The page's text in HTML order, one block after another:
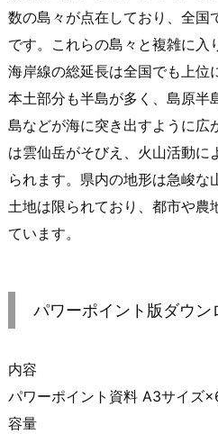
数の島々が点在しており、全国
です。これらの島々と複雑に入
海岸線の総延長は全国でも上位
本土部分も半島が多く、島原半
島などが海に突き出すように広
は雲仙岳がそびえ、火山活動に
られます。県内の地形は急峻な
土地は限られており、都市や農
ています。
パワーポイント版ダウン
内容
パワーポイント資料 A3サイズ
容量